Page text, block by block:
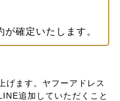
確定いたします。
げます。ヤフーアドレス
追加していただくこと